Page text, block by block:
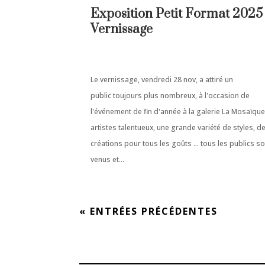
Exposition Petit Format 2025
Vernissage
Le vernissage, vendredi 28 nov, a attiré un
public toujours plus nombreux, à l'occasion de
l'événement de fin d'année à la galerie La
artistes talentueux, une grande variété de styles,
créations pour tous les goûts ... tous les publics
venus et...
« ENTRÉES PRÉCÉDENTES